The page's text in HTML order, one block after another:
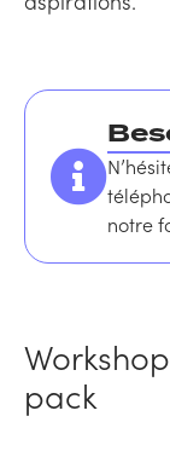
notre
pack